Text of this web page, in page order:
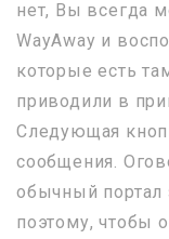
нет, Вы всегда
WayAway и
которые есть
приводили в
Следующая
сообщения.
обычный портал
поэтому, чтобы